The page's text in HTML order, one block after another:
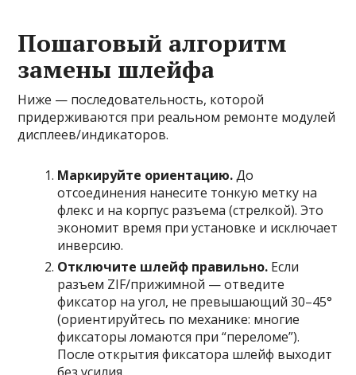
Пошаговый алгоритм
замены шлейфа
Ниже — последовательность, которой
придерживаются при реальном ремонте модулей
дисплеев/индикаторов.
Маркируйте ориентацию.До
отсоединения нанесите тонкую метку на
флекс и на корпус разъема (стрелкой). Это
экономит время при установке и исключает
инверсию.
Отключите шлейф правильно. Если
разъем ZIF/прижимной — отведите
фиксатор на угол, не превышающий 30–45°
(ориентируйтесь по механике: многие
фиксаторы ломаются при “переломе”).
После открытия фиксатора шлейф выходит